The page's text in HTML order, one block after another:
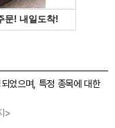
었으며, 특정 종목에 대한
>